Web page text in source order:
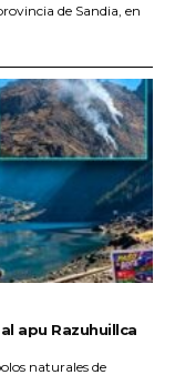
de Sandia, en
apu Razuhuillca
naturales de